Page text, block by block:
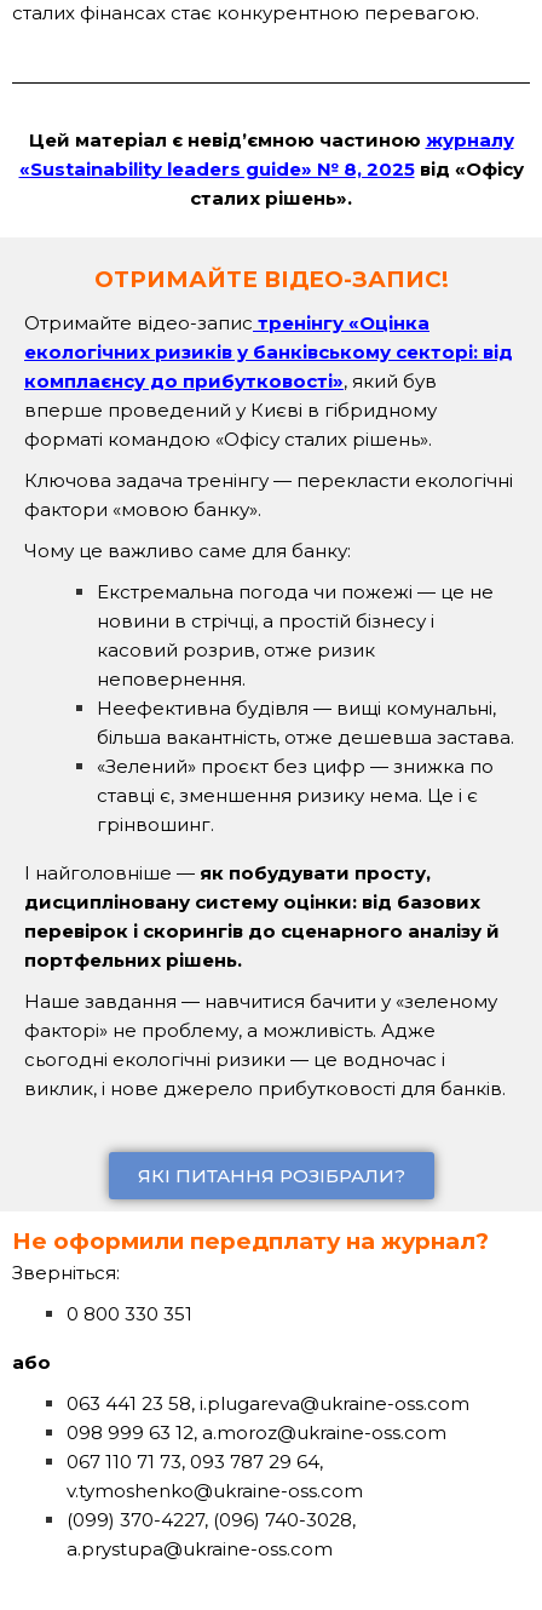
сталих фінансах стає конкурентною перевагою.
Цей матеріал є невідʼємною частиною журналу
«Sustainability leaders guide» № 8, 2025від «Офісу
сталих рішень».
ОТРИМАЙТЕ ВІДЕО-ЗАПИС!
Отримайте відео-запис тренінгу «Оцінка
екологічних ризиків у банківському секторі: від
комплаєнсу до прибутковості», який був
вперше проведений у Києві в гібридному
форматі командою «Офісу сталих рішень».
Ключова задача тренінгу — перекласти екологічні
фактори «мовою банку».
Чому це важливо саме для банку:
Екстремальна погода чи пожежі — це не
новини в стрічці, а простій бізнесу і
касовий розрив, отже ризик
неповернення.
Неефективна будівля — вищі комунальні,
більша вакантність, отже дешевша застава.
«Зелений» проєкт без цифр — знижка по
ставці є, зменшення ризику нема. Це і є
грінвошинг.
І найголовніше — як побудувати просту,
дисципліновану систему оцінки: від базових
перевірок і скорингів до сценарного аналізу й
портфельних рішень.
Наше завдання — навчитися бачити у «зеленому
факторі» не проблему, а можливість. Адже
сьогодні екологічні ризики — це водночас і
виклик, і нове джерело прибутковості для банків.
ЯКІ ПИТАННЯ РОЗІБРАЛИ?
Не оформили передплату на журнал?
Зверніться:
0 800 330 351
або
063 441 23 58, i.plugareva@ukraine-oss.com
098 999 63 12, a.moroz@ukraine-oss.com
067 110 71 73, 093 787 29 64,
v.tymoshenko@ukraine-oss.com
(099) 370-4227, (096) 740-3028,
a.prystupa@ukraine-oss.com